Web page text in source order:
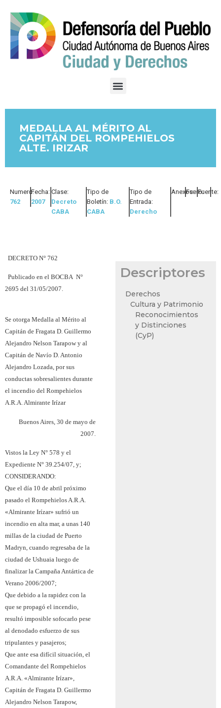
MEDALLA AL MÉRITO AL
CAPITÁN DEL ROMPEHIELOS
ALTE. IRIZAR
Numero:
762
Fecha:
2007
Clase:
Decreto
CABA
Tipo de
Boletín: B.O.
CABA
Tipo de
Entrada:
Derecho
Anexos:Fuero:Fuente:
DECRETO N° 762
Publicado en el BOCBA N°
2695 del 31/05/2007.
Se otorga Medalla al Mérito al
Capitán de Fragata D. Guillermo
Alejandro Nelson Tarapow y al
Capitán de Navío D. Antonio
Alejandro Lozada, por sus
conductas sobresalientes durante
el incendio del Rompehielos
A.R.A. Almirante Irízar
Buenos Aires, 30 de mayo de
2007.
Vistos la Ley N° 578 y el
Expediente N° 39.254/07, y;
CONSIDERANDO:
Que el día 10 de abril próximo
pasado el Rompehielos A.R.A.
«Almirante Irízar» sufrió un
incendio en alta mar, a unas 140
millas de la ciudad de Puerto
Madryn, cuando regresaba de la
ciudad de Ushuaia luego de
finalizar la Campaña Antártica de
Verano 2006/2007;
Que debido a la rapidez con la
que se propagó el incendio,
resultó imposible sofocarlo pese
al denodado esfuerzo de sus
tripulantes y pasajeros;
Que ante esa difícil situación, el
Comandante del Rompehielos
A.R.A. «Almirante Irízar»,
Capitán de Fragata D. Guillermo
Alejandro Nelson Tarapow,
Descriptores
Derechos
Cultura y Patrimonio
Reconocimientos
y Distinciones
(CyP)